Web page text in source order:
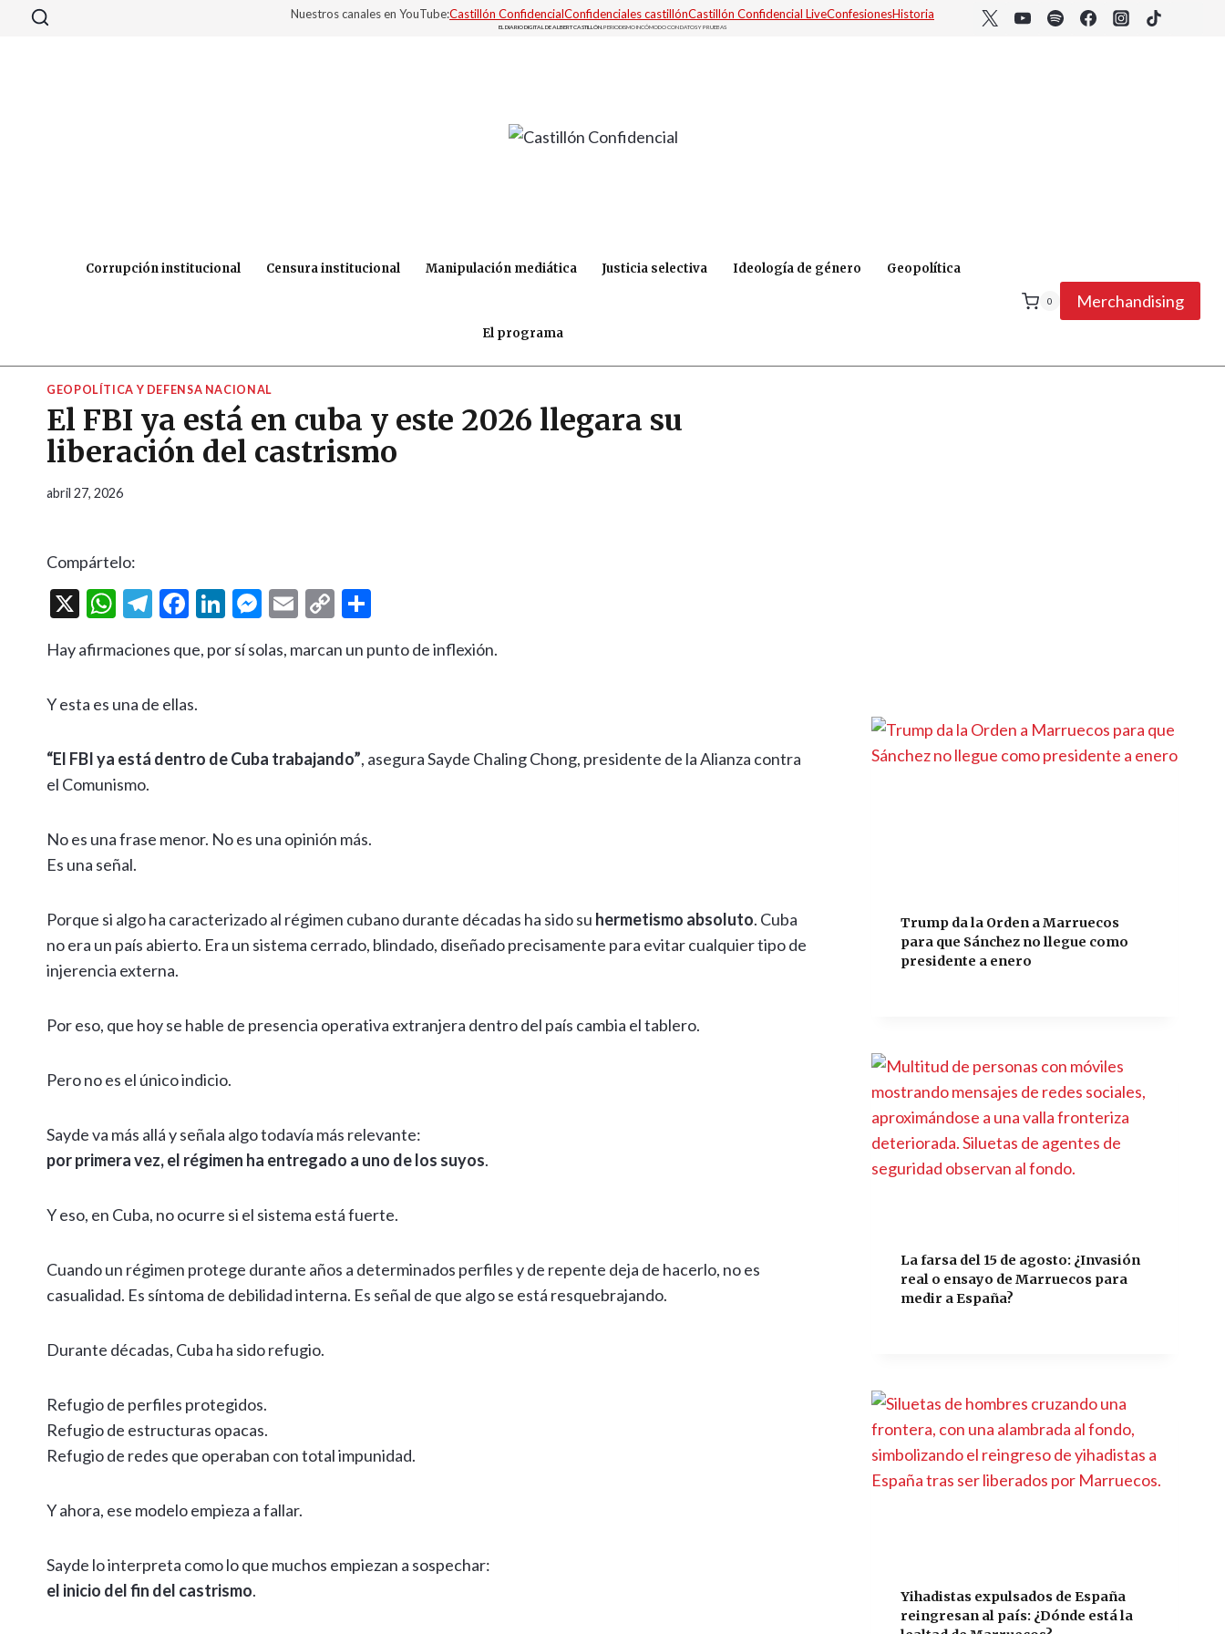
Saltar
Nuestros canales en YouTube:Castillón ConfidencialConfidenciales castillónCastillón Confidencial LiveConfesionesHistoria
EL DIARIO DIGITAL DE ALBERT CASTILLÓN. PERIODISMO INCÓMODO CON DATOS Y PRUEBAS
Corrupción institucional Censura institucional Manipulación mediática Justicia selectiva Ideología de género Geopolítica
El programa
0 Merchandising
GEOPOLÍTICA Y DEFENSA NACIONAL
El FBI ya está en cuba y este 2026 llegara su
liberación del castrismo
abril 27, 2026
Compártelo:
X
W
at
A
p
p
T
e
gr
a
m
F
e
o
o
Li
ke
M
se
er
E
ai
C
p
n
m
ti
Hay afirmaciones que, por sí solas, marcan un punto de inflexión.
Y esta es una de ellas.
“El FBI ya está dentro de Cuba trabajando”, asegura Sayde Chaling Chong, presidente de la Alianza contra
el Comunismo.
No es una frase menor. No es una opinión más.
Es una señal.
Porque si algo ha caracterizado al régimen cubano durante décadas ha sido su hermetismo absoluto. Cuba
no era un país abierto. Era un sistema cerrado, blindado, diseñado precisamente para evitar cualquier tipo de
injerencia externa.
Por eso, que hoy se hable de presencia operativa extranjera dentro del país cambia el tablero.
Pero no es el único indicio.
Sayde va más allá y señala algo todavía más relevante:
por primera vez, el régimen ha entregado a uno de los suyos.
Y eso, en Cuba, no ocurre si el sistema está fuerte.
Cuando un régimen protege durante años a determinados perfiles y de repente deja de hacerlo, no es
casualidad. Es síntoma de debilidad interna. Es señal de que algo se está resquebrajando.
Durante décadas, Cuba ha sido refugio.
Refugio de perfiles protegidos.
Refugio de estructuras opacas.
Refugio de redes que operaban con total impunidad.
Y ahora, ese modelo empieza a fallar.
Sayde lo interpreta como lo que muchos empiezan a sospechar:
el inicio del fin del castrismo.
Trump da la Orden a Marruecos
para que Sánchez no llegue como
presidente a enero
La farsa del 15 de agosto: ¿Invasión
real o ensayo de Marruecos para
medir a España?
Yihadistas expulsados de España
reingresan al país: ¿Dónde está la